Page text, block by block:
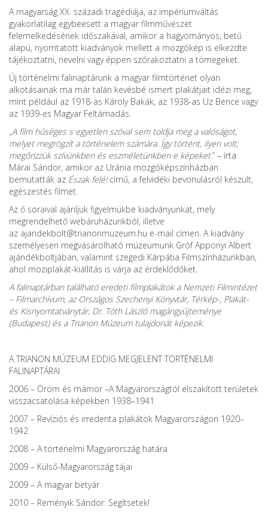
A magyarság XX. századi tragédiája, az impériumváltás
gyakorlatilag egybeesett a magyar filmművészet
felemelkedésének időszakával, amikor a hagyományos, betű
alapú, nyomtatott kiadványok mellett a mozgókép is elkezdte
tájékoztatni, nevelni vagy éppen szórakoztatni a tömegeket.
Új történelmi falinaptárunk a magyar filmtörténet olyan
alkotásainak ma már talán kevésbé ismert plakátjait idézi meg,
mint például az 1918-as Károly Bakák, az 1938-as Uz Bence vagy
az 1939-es Magyar Feltámadás.
„A film hűséges s egyetlen szóval sem toldja meg a valóságot,
melyet megrögzít a történelem számára. Így történt, ilyen volt;
megőrizzük szívünkben és eszméletünkben e képeket.” – írta
Márai Sándor, amikor az Uránia mozgóképszínházban
bemutatták az Észak felé!című, a felvidéki bevonulásról készült,
egészestés filmet.
Az ő soraival ajánljuk figyelmükbe kiadványunkat, mely
megrendelhető webáruházunkból, illetve
az ajandekbolt@trianonmuzeum.hu e-mail címen. A kiadvány
személyesen megvásárolható múzeumunk Gróf Apponyi Albert
ajándékboltjában, valamint szegedi Kárpátia Filmszínházunkban,
ahol moziplakát-kiállítás is várja az érdeklődőket.
A falinaptárban található eredeti filmplakátok a Nemzeti Filmintézet
– Filmarchívum, az Országos Szechenyi Könyvtár, Térkép-, Plakát-
és Kisnyomtatványtár, Dr. Tóth László magángyűjteménye
(Budapest) és a Trianon Múzeum tulajdonát képezik.
A TRIANON MÚZEUM EDDIG MEGJELENT TÖRTÉNELMI
FALINAPTÁRAI
2006 – Öröm és mámor –A Magyarországtól elszakított területek
visszacsatolása képekben 1938–1941
2007 – Revíziós és irredenta plakátok Magyarországon 1920–
1942
2008 – A történelmi Magyarország határa
2009 – Külső-Magyarország tájai
2009 – A magyar betyár
2010 – Reményik Sándor: Segítsetek!